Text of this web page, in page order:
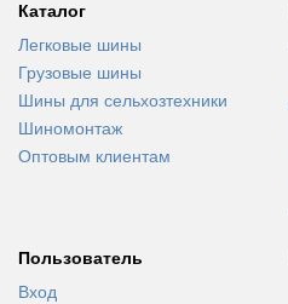
Каталог
Легковые шины
Грузовые шины
Шины для сельхозтехники
Шиномонтаж
Оптовым клиентам
Пользователь
Вход